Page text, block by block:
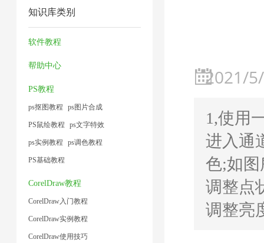
知识库类别
软件教程
帮助中心
PS教程
ps抠图教程 ps图片合成
PS鼠绘教程 ps文字特效
ps实例教程 ps调色教程
PS基础教程
CorelDraw教程
CorelDraw入门教程
CorelDraw实例教程
CorelDraw使用技巧
2021/
1,使用
进入通
色;如图
调整点
调整亮